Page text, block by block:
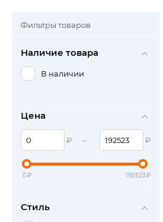
Фильтры товаров
Наличие товара
В наличии
Цена
₽ – ₽
0₽ 192523₽
Стиль